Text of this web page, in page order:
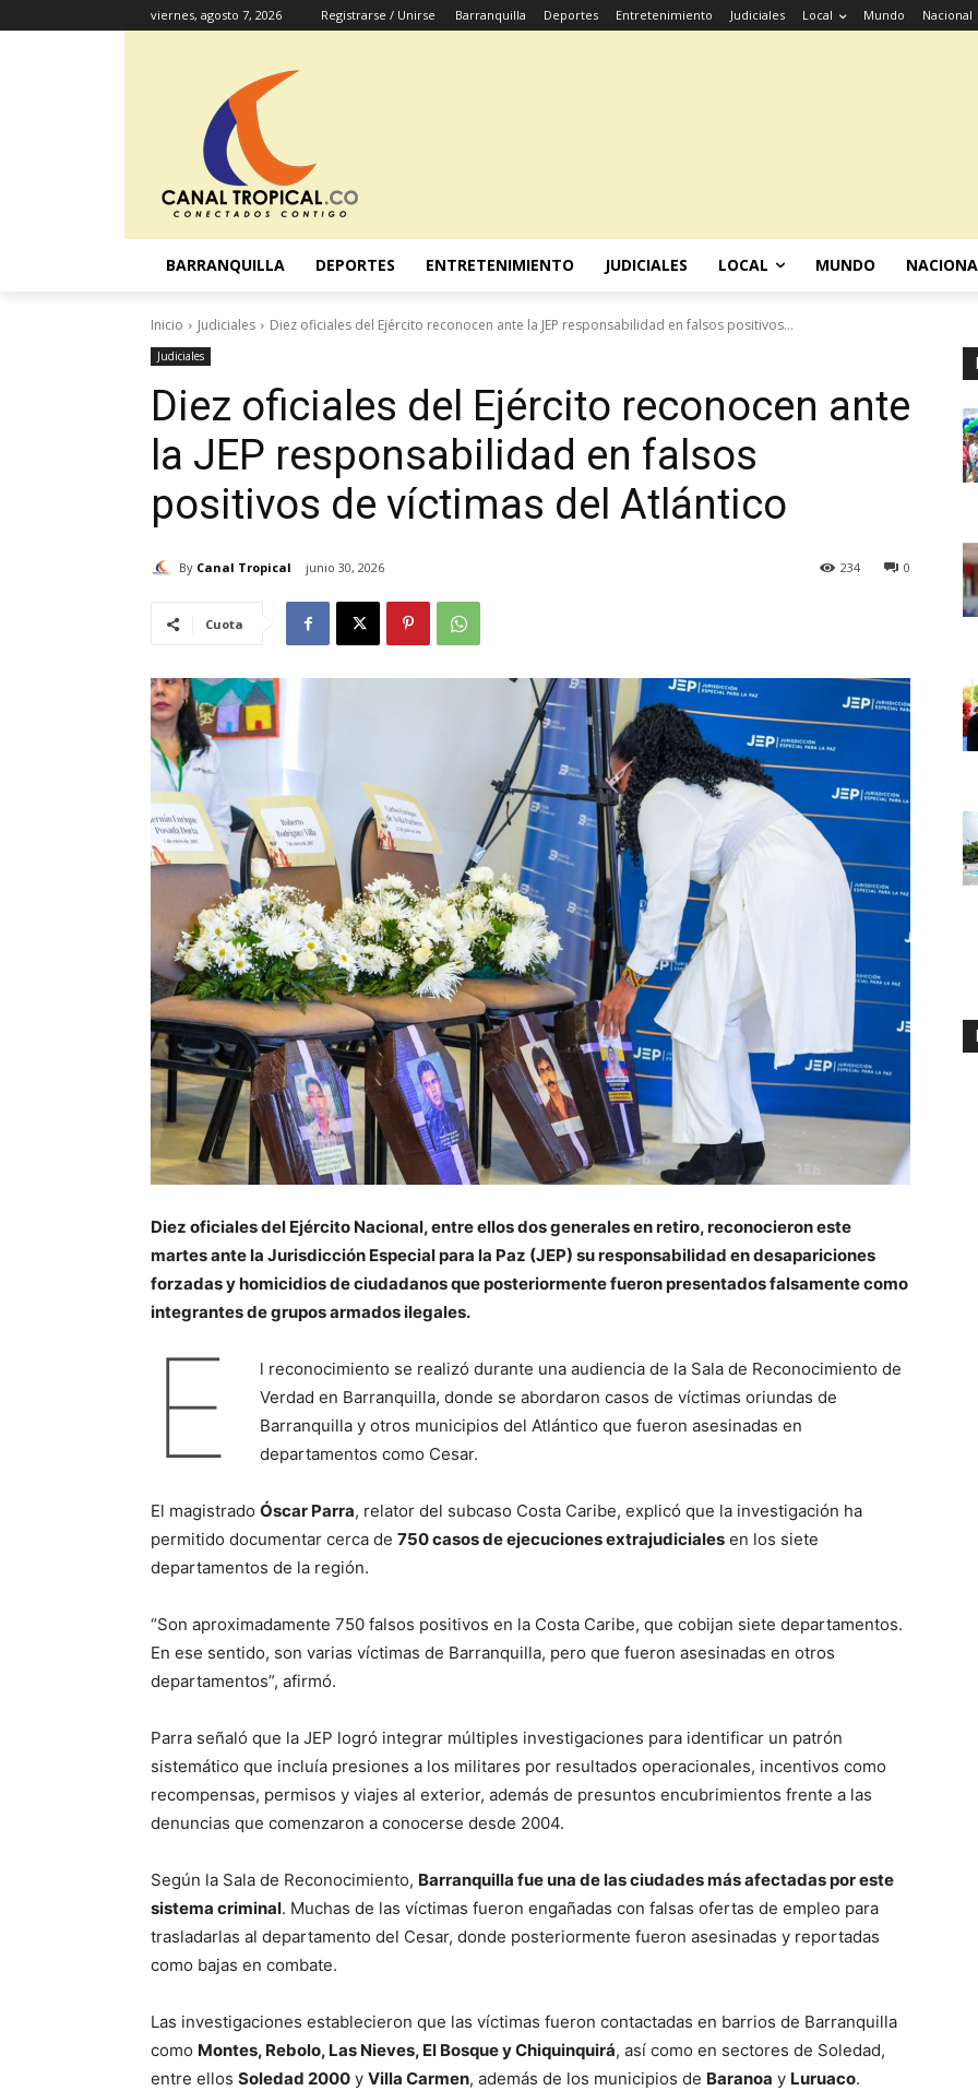
viernes, agosto 7, 2026 Registrarse / Unirse Barranquilla Deportes Entretenimiento Judiciales Local Mundo Nacional
BARRANQUILLA DEPORTES ENTRETENIMIENTO JUDICIALES LOCAL MUNDO
Inicio Judiciales Diez oficiales del Ejército reconocen ante la JEP responsabilidad en falsos positivos...
Judiciales
Diez oficiales del Ejército reconocen ante
la JEP responsabilidad en falsos
positivos de víctimas del Atlántico
By Canal Tropical junio 30, 2026 0
234
Cuota
Diez oficiales del Ejército Nacional, entre ellos dos generales en retiro, reconocieron este
martes ante la Jurisdicción Especial para la Paz (JEP) su responsabilidad en desapariciones
forzadas y homicidios de ciudadanos que posteriormente fueron presentados falsamente como
integrantes de grupos armados ilegales.
E
l reconocimiento se realizó durante una audiencia de la Sala de Reconocimiento de
Verdad en Barranquilla, donde se abordaron casos de víctimas oriundas de
Barranquilla y otros municipios del Atlántico que fueron asesinadas en
departamentos como Cesar.
El magistrado Óscar Parra, relator del subcaso Costa Caribe, explicó que la investigación ha
permitido documentar cerca de 750 casos de ejecuciones extrajudiciales en los siete
departamentos de la región.
“Son aproximadamente 750 falsos positivos en la Costa Caribe, que cobijan siete departamentos.
En ese sentido, son varias víctimas de Barranquilla, pero que fueron asesinadas en otros
departamentos”, afirmó.
Parra señaló que la JEP logró integrar múltiples investigaciones para identificar un patrón
sistemático que incluía presiones a los militares por resultados operacionales, incentivos como
recompensas, permisos y viajes al exterior, además de presuntos encubrimientos frente a las
denuncias que comenzaron a conocerse desde 2004.
Según la Sala de Reconocimiento, Barranquilla fue una de las ciudades más afectadas por este
sistema criminal. Muchas de las víctimas fueron engañadas con falsas ofertas de empleo para
trasladarlas al departamento del Cesar, donde posteriormente fueron asesinadas y reportadas
como bajas en combate.
Las investigaciones establecieron que las víctimas fueron contactadas en barrios de Barranquilla
como Montes, Rebolo, Las Nieves, El Bosque y Chiquinquirá, así como en sectores de Soledad,
entre ellos Soledad 2000 y Villa Carmen, además de los municipios de Baranoa y Luruaco.